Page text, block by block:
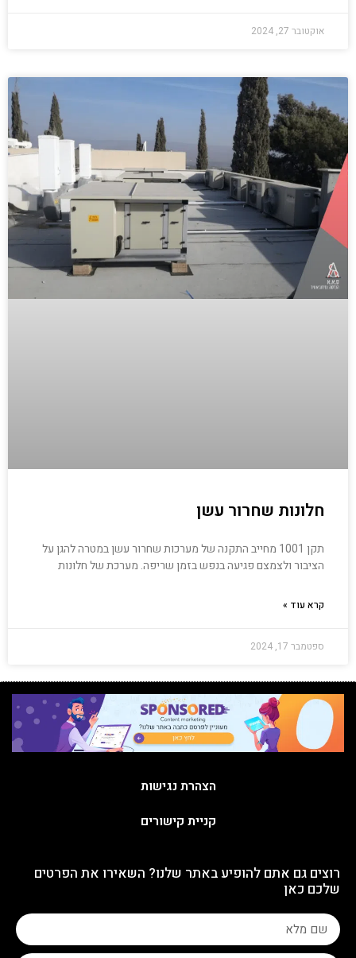
אוקטובר 27, 2024
חלונות שחרור עשן
תקן 1001 מחייב התקנה של מערכות שחרור עשן במטרה להגן על
הציבור ולצמצם פגיעה בנפש בזמן שריפה. מערכת של חלונות
קרא עוד »
ספטמבר 17, 2024
הצהרת נגישות
קניית קישורים
רוצים גם אתם להופיע באתר שלנו? השאירו את הפרטים
שלכם כאן